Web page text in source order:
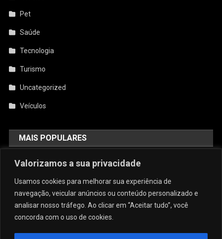
Valorizamos a sua privacidade
Usamos cookies para melhorar sua experiência de
navegação, veicular anúncios ou conteúdo personalizado e
analisar nosso tráfego. Ao clicar em “Aceitar tudo”, você
concorda com o uso de cookies.
Pet
Saúde
Tecnologia
Turismo
Uncategorized
Veículos
MAIS POPULARES
AquiCupom: O Melhor Site De
Conforto E Sofisticação: O Charme